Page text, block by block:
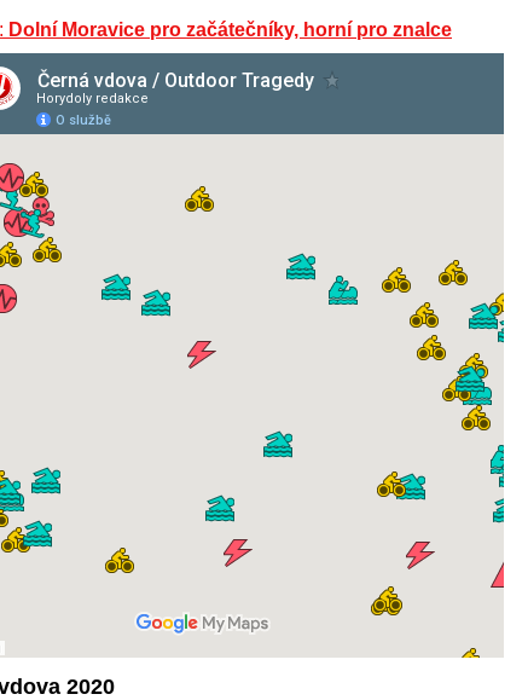
Dolní Moravice pro začátečníky, horní pro znalce
2020